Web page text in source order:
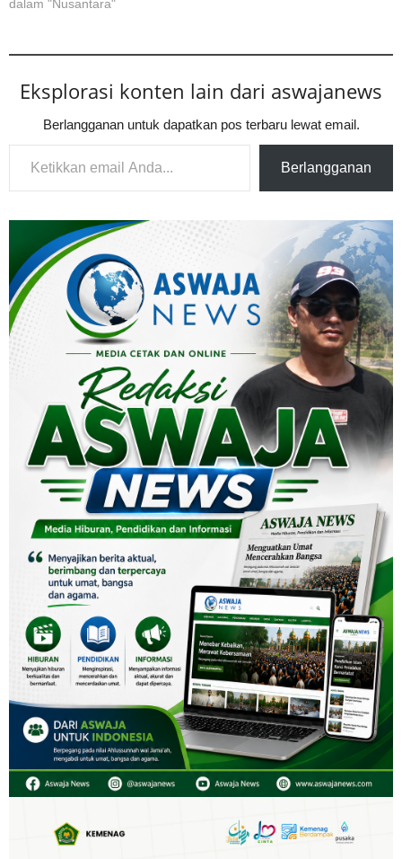
dalam "Nusantara"
Eksplorasi konten lain dari aswajanews
Berlangganan untuk dapatkan pos terbaru lewat email.
Ketikkan email Anda...
Berlangganan